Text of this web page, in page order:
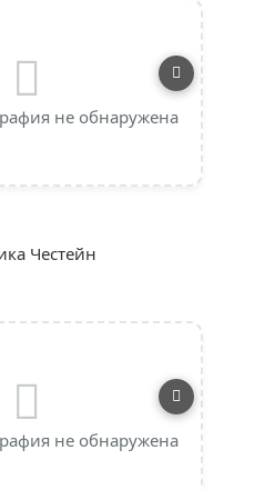
не обнаружена
Честейн
не обнаружена